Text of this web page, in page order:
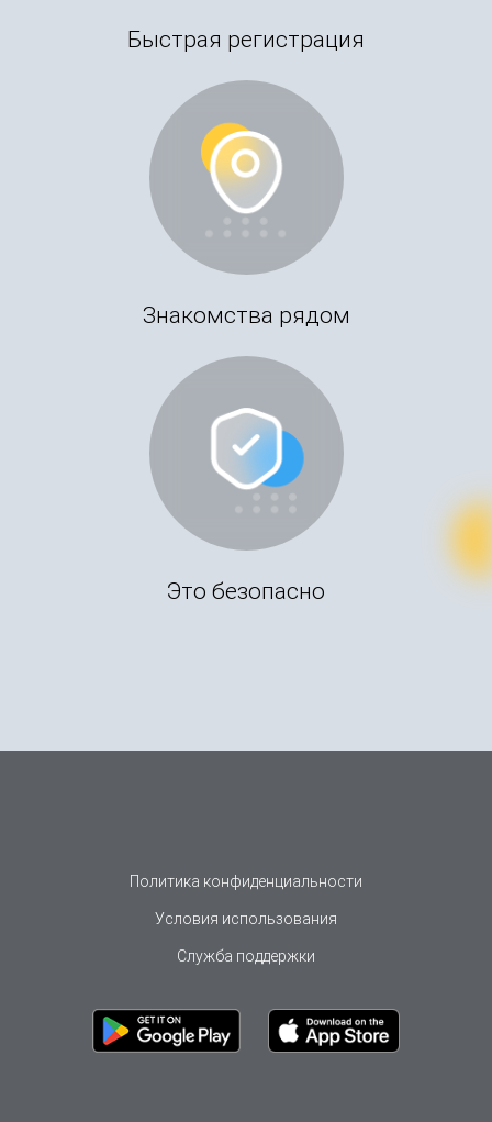
Быстрая регистрация
Знакомства рядом
Это безопасно
Политика конфиденциальности
Условия использования
Служба поддержки